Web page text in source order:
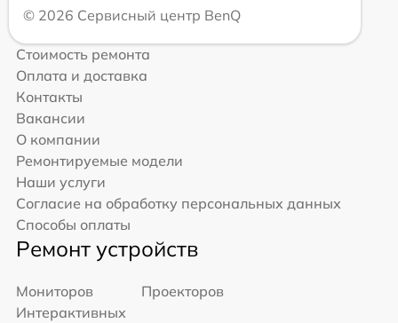
© 2026 Сервисный центр BenQ
Стоимость ремонта
Оплата и доставка
Контакты
Вакансии
О компании
Ремонтируемые модели
Наши услуги
Согласие на обработку персональных данных
Способы оплаты
Ремонт устройств
Мониторов
Проекторов
Интерактивных